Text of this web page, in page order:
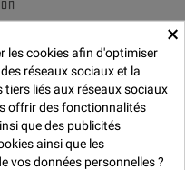
100x200cm, A0,
rotatif et lames ainsi que
de couture pour une découpe
groupe FranceShop S.A.S, une
production et
×
les cookies afin d'optimiser
réseaux sociaux et la
tiers liés aux réseaux sociaux
offrir des fonctionnalités
que des publicités
ainsi que les
vos données personnelles ?